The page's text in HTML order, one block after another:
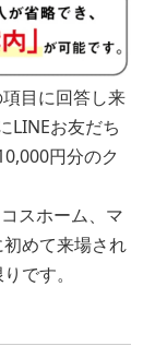
目に回答し来
LINEお友だち
円分のク
スホーム、マ
めて来場され
です。
は組めます。